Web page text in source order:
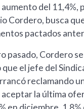
del 11,4%,
Cordero, busca
pactados
pasado, Cordero
el jefe del
reclamando
la última